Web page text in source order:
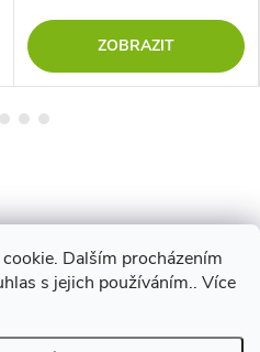
Dalším procházením
s jejich používáním.. Více
ZOBRAZIT